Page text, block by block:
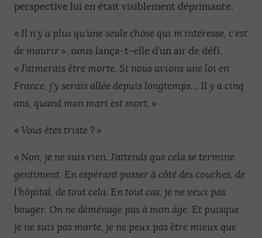
perspective lui en était visiblement déprimante.
« Il n’y a plus qu’une seule chose qui m’intéresse, c’est
de mourir», nous lança-t-elle d’un air de défi.
«J’aimerais être morte. Si nous avions une loi en
France, j’y serais allée depuis longtemps… Il y a cinq
ans, quand mon mari est mort. »
«Vous êtes triste ?»
« Non, je ne suis rien. J’attends que cela se termine
gentiment. En espérant passer à côté des couches, de
l’hôpital, de tout cela. En tout cas, je ne veux pas
bouger. On ne déménage pas à mon âge. Et puisque
je ne suis pas morte, je ne peux pas être mieux que